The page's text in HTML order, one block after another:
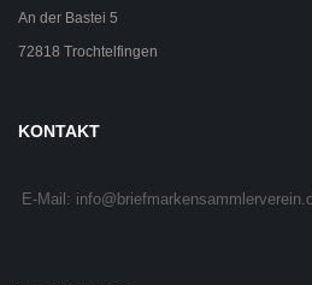
An der Bastei 5
72818 Trochtelfingen
KONTAKT
E-Mail: